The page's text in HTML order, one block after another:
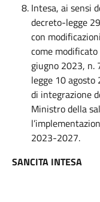
Intesa, ai sensi
decreto-legge
con
come
giugno 2023, n.
legge 10
di integrazione
Ministro della
2023-2027.
SANCITA INTESA